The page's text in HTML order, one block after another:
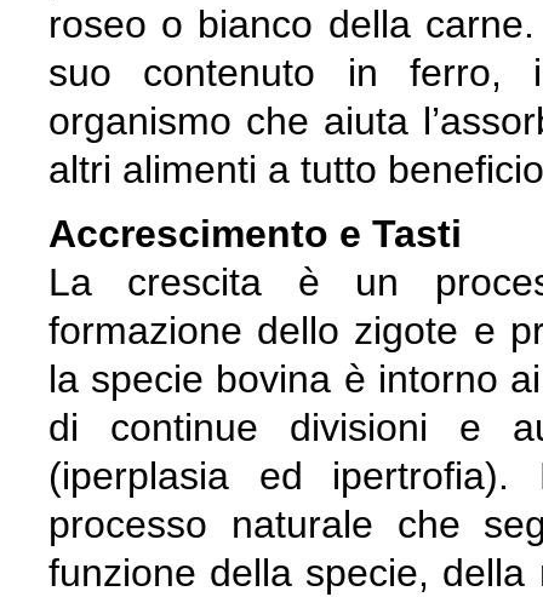
roseo o bianco della
suo contenuto in ferro,
organismo che aiuta
altri alimenti a tutto
Accrescimento e Tasti
La crescita è un
formazione dello zigote e
la specie bovina è intorno
di continue divisioni e
(iperplasia ed
processo naturale che
funzione della specie, della